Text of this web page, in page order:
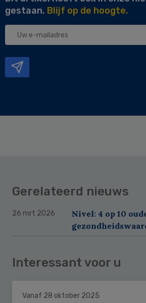
gestaan. Blijf op de hoogte.
Uw
Gerelateerd nieuws
26 mrt 2026
Nivel: 4 op 10
Interessant voor u
Vanaf 28 oktober 2025